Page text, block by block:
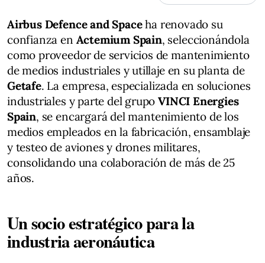
Airbus Defence and Spaceha renovado su
confianza en Actemium Spain, seleccionándola
como proveedor de servicios de mantenimiento
de medios industriales y utillaje en su planta de
Getafe. La empresa, especializada en soluciones
industriales y parte del grupoVINCI Energies
Spain, se encargará del mantenimiento de los
medios empleados en la fabricación, ensamblaje
y testeo de aviones y drones militares,
consolidando una colaboración de más de 25
años​.
Un socio estratégico para la
industria aeronáutica